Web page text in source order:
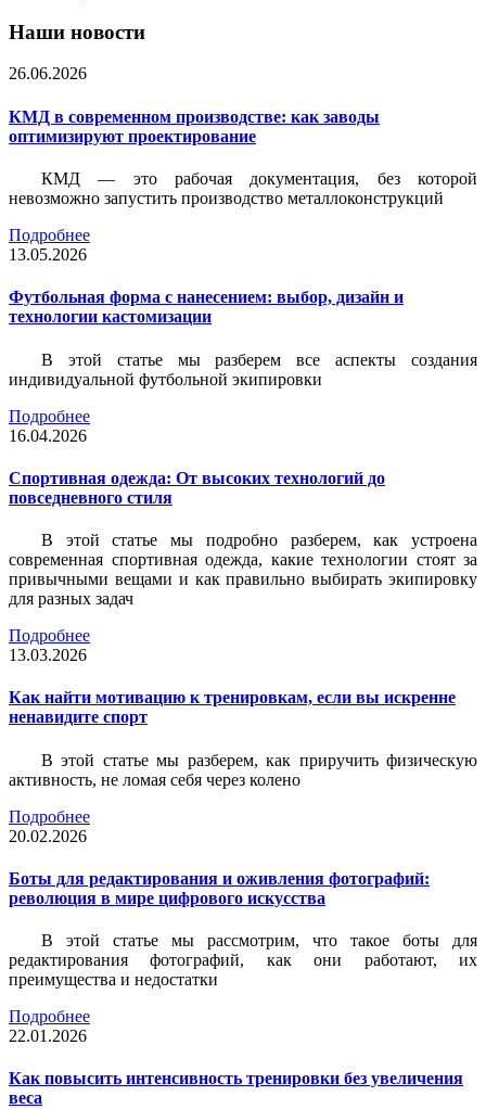
Наши новости
26.06.2026
КМД в современном производстве: как заводы
оптимизируют проектирование
КМД — это рабочая документация, без которой
невозможно запустить производство металлоконструкций
Подробнее
13.05.2026
Футбольная форма с нанесением: выбор, дизайн и
технологии кастомизации
В этой статье мы разберем все аспекты создания
индивидуальной футбольной экипировки
Подробнее
16.04.2026
Спортивная одежда: От высоких технологий до
повседневного стиля
В этой статье мы подробно разберем, как устроена
современная спортивная одежда, какие технологии стоят за
привычными вещами и как правильно выбирать экипировку
для разных задач
Подробнее
13.03.2026
Как найти мотивацию к тренировкам, если вы искренне
ненавидите спорт
В этой статье мы разберем, как приручить физическую
активность, не ломая себя через колено
Подробнее
20.02.2026
Боты для редактирования и оживления фотографий:
революция в мире цифрового искусства
В этой статье мы рассмотрим, что такое боты для
редактирования фотографий, как они работают, их
преимущества и недостатки
Подробнее
22.01.2026
Как повысить интенсивность тренировки без увеличения
веса